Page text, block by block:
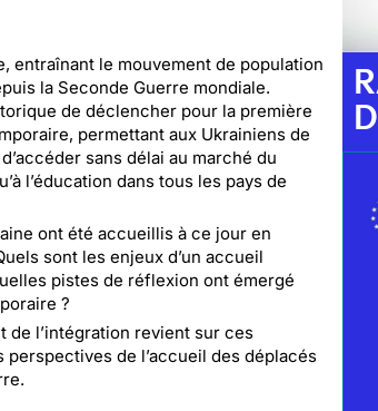
entraînant le mouvement de population
la Seconde Guerre mondiale.
de déclencher pour la première
permettant aux Ukrainiens de
sans délai au marché du
l’éducation dans tous les pays de
ont été accueillis à ce jour en
sont les enjeux d’un accueil
pistes de réflexion ont émergé
?
de l’intégration revient sur ces
de l’accueil des déplacés